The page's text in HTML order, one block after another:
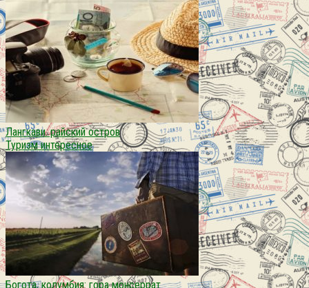
Лангкави. райский остров
Туризм интересное
Богота, колумбия: гора монсеррат